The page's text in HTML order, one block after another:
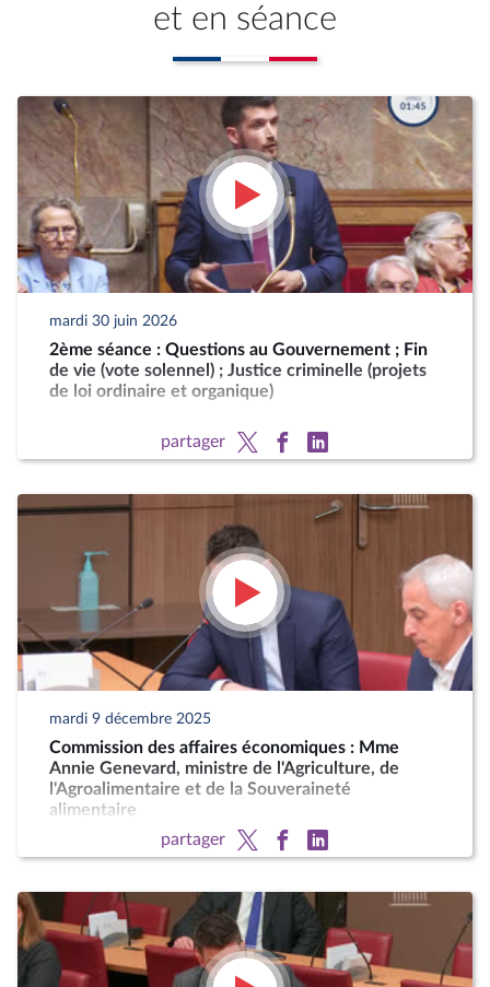
et en séance
mardi 30 juin 2026
2ème séance : Questions au Gouvernement ; Fin
de vie (vote solennel) ; Justice criminelle (projets
de loi ordinaire et organique)
partager
mardi 9 décembre 2025
Commission des affaires économiques : Mme
Annie Genevard, ministre de l'Agriculture, de
l'Agroalimentaire et de la Souveraineté
alimentaire
partager